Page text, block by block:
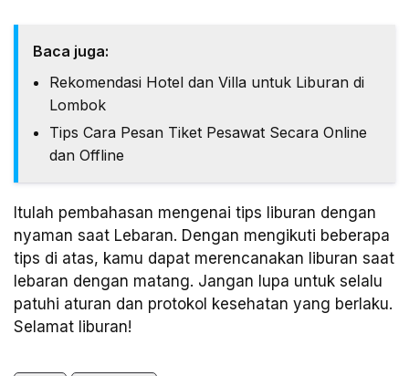
Baca juga:
Rekomendasi Hotel dan Villa untuk Liburan di
Lombok
Tips Cara Pesan Tiket Pesawat Secara Online
dan Offline
Itulah pembahasan mengenai tips liburan dengan
nyaman saat Lebaran. Dengan mengikuti beberapa
tips di atas, kamu dapat merencanakan liburan saat
lebaran dengan matang. Jangan lupa untuk selalu
patuhi aturan dan protokol kesehatan yang berlaku.
Selamat liburan!